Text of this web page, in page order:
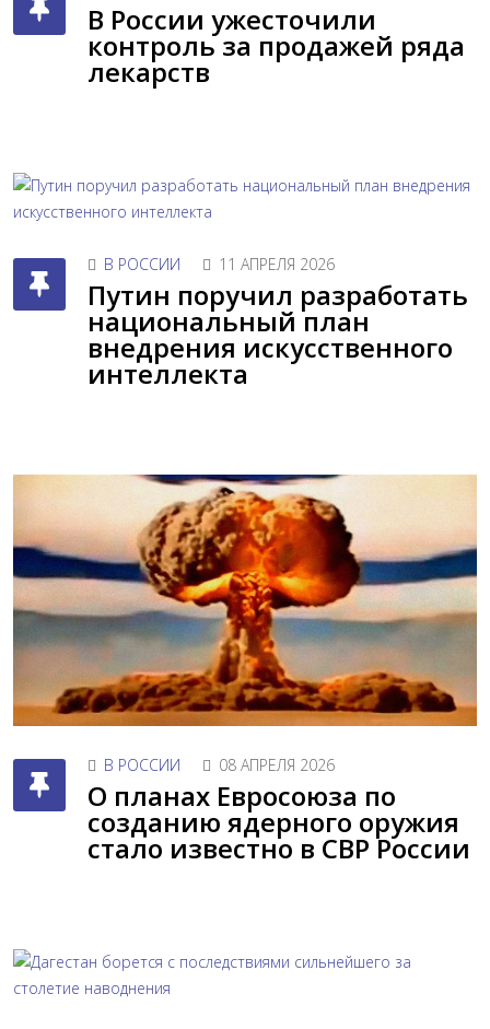
В России ужесточили
контроль за продажей ряда
лекарств
В РОССИИ 11 АПРЕЛЯ 2026
Путин поручил разработать
национальный план
внедрения искусственного
интеллекта
В РОССИИ 08 АПРЕЛЯ 2026
О планах Евросоюза по
созданию ядерного оружия
стало известно в СВР России